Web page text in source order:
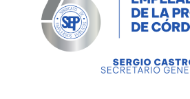
incorporando a los
deportivos y el desarrollo de una
original para estimar impactos
de eventos, una innovación
internacionalmente.